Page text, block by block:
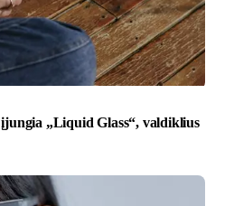
„Liquid Glass“, valdiklius